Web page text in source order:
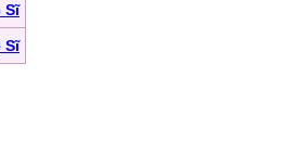
Sĩ
Sĩ